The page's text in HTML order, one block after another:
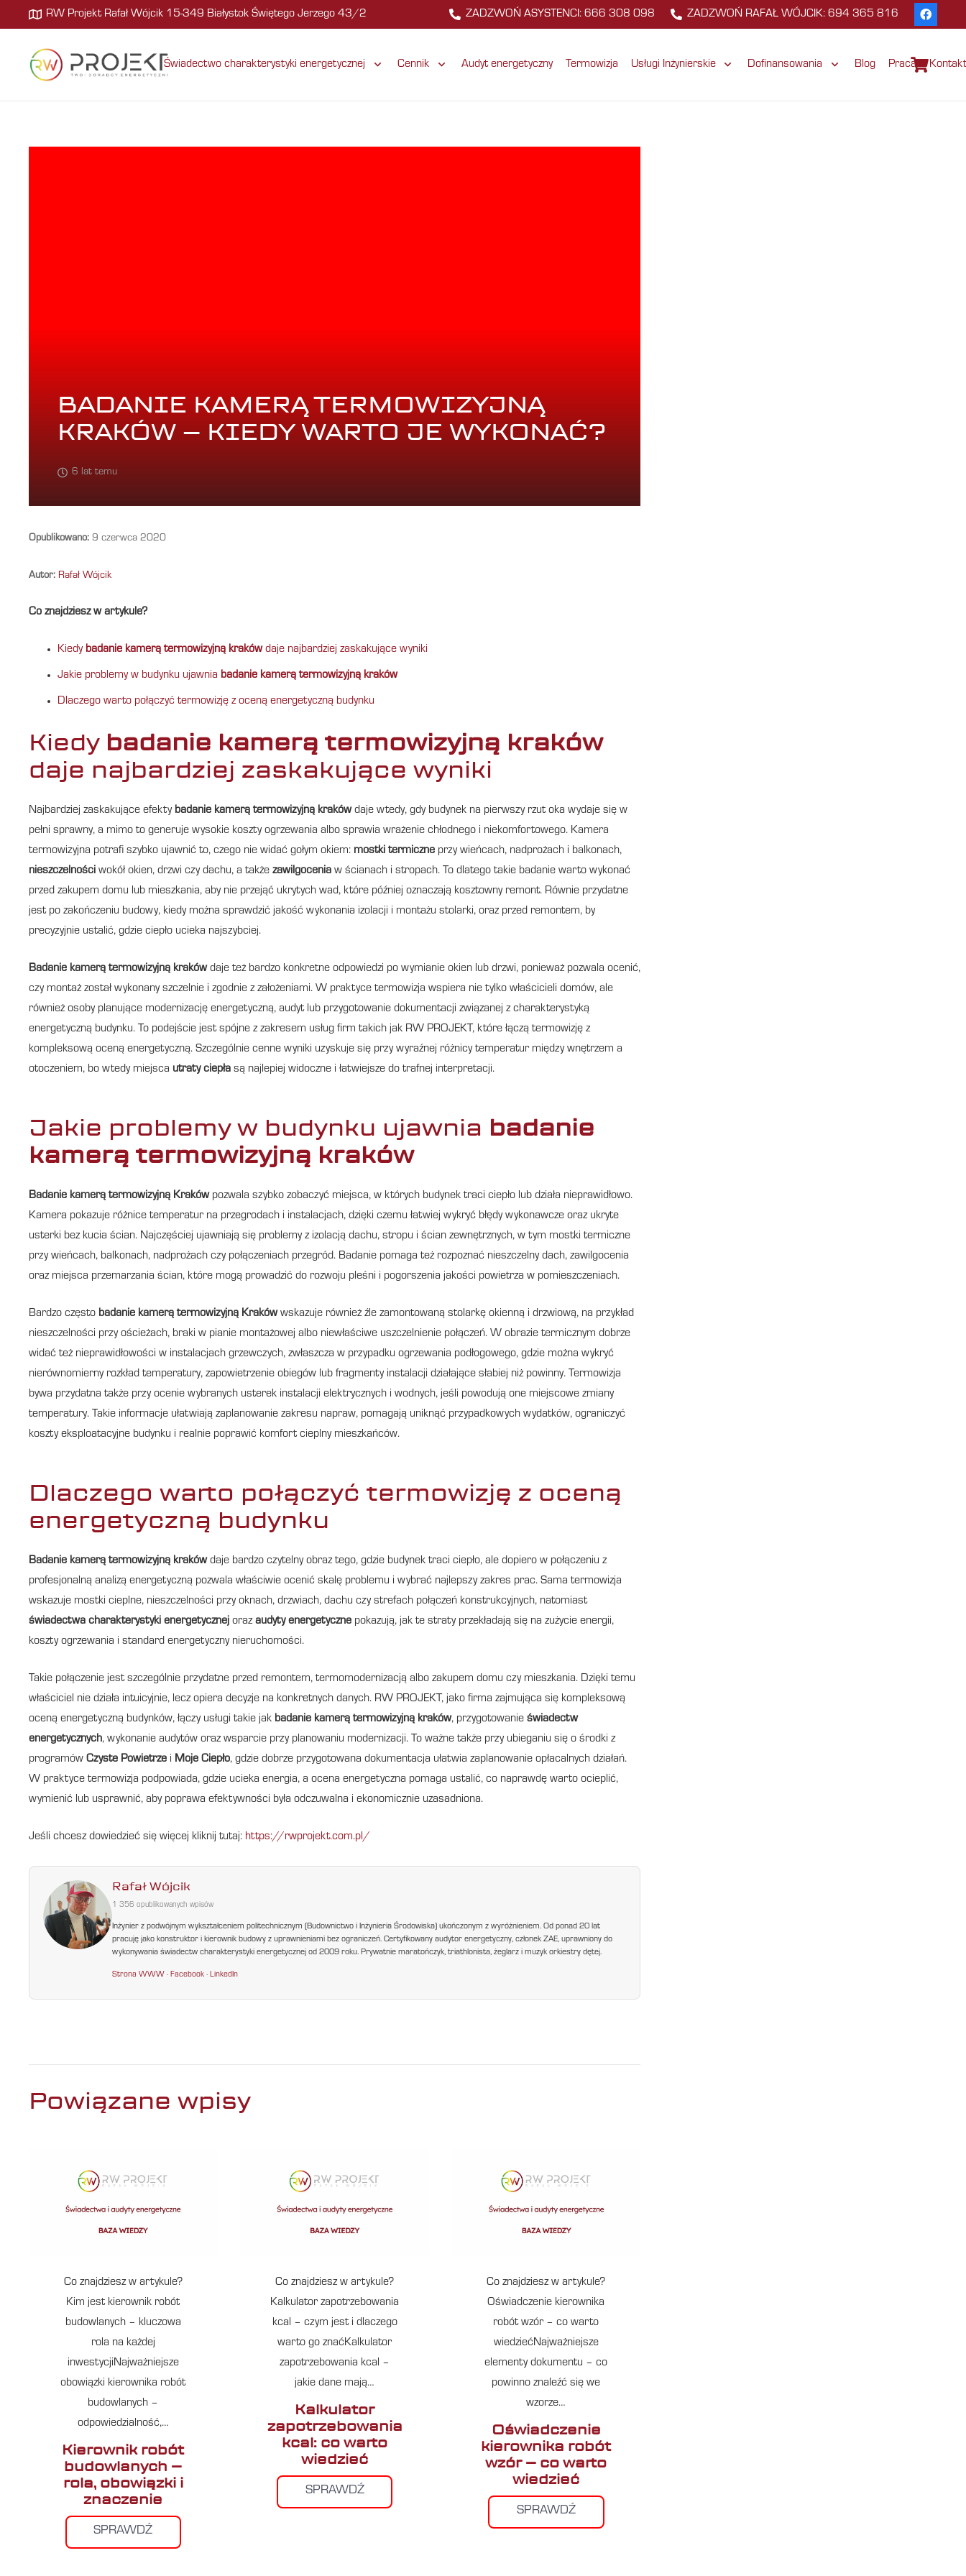
RW Projekt Rafał Wójcik 15-349 Białystok Świętego Jerzego 43/2 ZADZWOŃ ASYSTENCI: 666 308 098 ZADZWOŃ RAFAŁ WÓJCIK: 694 365 816
Świadectwo charakterystyki energetycznej Cennik Audyt energetyczny Termowizja Usługi Inżynierskie Dofinansowania Blog Praca Kontakt
BADANIE KAMERĄ TERMOWIZYJNĄ
KRAKÓW – KIEDY WARTO JE WYKONAĆ?
6 lat temu
Opublikowano: 9 czerwca 2020
Autor: Rafał Wójcik
Co znajdziesz w artykule?
Kiedy badanie kamerą termowizyjną krakówdaje najbardziej zaskakujące wyniki
Jakie problemy w budynku ujawnia badanie kamerą termowizyjną kraków
Dlaczego warto połączyć termowizję z oceną energetyczną budynku
Kiedy badanie kamerą termowizyjną kraków
daje najbardziej zaskakujące wyniki
Najbardziej zaskakujące efekty badanie kamerą termowizyjną krakówdaje wtedy, gdy budynek na pierwszy rzut oka wydaje się w
pełni sprawny, a mimo to generuje wysokie koszty ogrzewania albo sprawia wrażenie chłodnego i niekomfortowego. Kamera
termowizyjna potrafi szybko ujawnić to, czego nie widać gołym okiem: mostki termiczne przy wieńcach, nadprożach i balkonach,
nieszczelności wokół okien, drzwi czy dachu, a także zawilgocenia w ścianach i stropach. To dlatego takie badanie warto wykonać
przed zakupem domu lub mieszkania, aby nie przejąć ukrytych wad, które później oznaczają kosztowny remont. Równie przydatne
jest po zakończeniu budowy, kiedy można sprawdzić jakość wykonania izolacji i montażu stolarki, oraz przed remontem, by
precyzyjnie ustalić, gdzie ciepło ucieka najszybciej.
Badanie kamerą termowizyjną krakówdaje też bardzo konkretne odpowiedzi po wymianie okien lub drzwi, ponieważ pozwala ocenić,
czy montaż został wykonany szczelnie i zgodnie z założeniami. W praktyce termowizja wspiera nie tylko właścicieli domów, ale
również osoby planujące modernizację energetyczną, audyt lub przygotowanie dokumentacji związanej z charakterystyką
energetyczną budynku. To podejście jest spójne z zakresem usług firm takich jak RW PROJEKT, które łączą termowizję z
kompleksową oceną energetyczną. Szczególnie cenne wyniki uzyskuje się przy wyraźnej różnicy temperatur między wnętrzem a
otoczeniem, bo wtedy miejsca utraty ciepła są najlepiej widoczne i łatwiejsze do trafnej interpretacji.
Jakie problemy w budynku ujawnia badanie
kamerą termowizyjną kraków
Badanie kamerą termowizyjną Krakówpozwala szybko zobaczyć miejsca, w których budynek traci ciepło lub działa nieprawidłowo.
Kamera pokazuje różnice temperatur na przegrodach i instalacjach, dzięki czemu łatwiej wykryć błędy wykonawcze oraz ukryte
usterki bez kucia ścian. Najczęściej ujawniają się problemy z izolacją dachu, stropu i ścian zewnętrznych, w tym mostki termiczne
przy wieńcach, balkonach, nadprożach czy połączeniach przegród. Badanie pomaga też rozpoznać nieszczelny dach, zawilgocenia
oraz miejsca przemarzania ścian, które mogą prowadzić do rozwoju pleśni i pogorszenia jakości powietrza w pomieszczeniach.
Bardzo często badanie kamerą termowizyjną Krakówwskazuje również źle zamontowaną stolarkę okienną i drzwiową, na przykład
nieszczelności przy ościeżach, braki w pianie montażowej albo niewłaściwe uszczelnienie połączeń. W obrazie termicznym dobrze
widać też nieprawidłowości w instalacjach grzewczych, zwłaszcza w przypadku ogrzewania podłogowego, gdzie można wykryć
nierównomierny rozkład temperatury, zapowietrzenie obiegów lub fragmenty instalacji działające słabiej niż powinny. Termowizja
bywa przydatna także przy ocenie wybranych usterek instalacji elektrycznych i wodnych, jeśli powodują one miejscowe zmiany
temperatury. Takie informacje ułatwiają zaplanowanie zakresu napraw, pomagają uniknąć przypadkowych wydatków, ograniczyć
koszty eksploatacyjne budynku i realnie poprawić komfort cieplny mieszkańców.
Dlaczego warto połączyć termowizję z oceną
energetyczną budynku
Badanie kamerą termowizyjną krakówdaje bardzo czytelny obraz tego, gdzie budynek traci ciepło, ale dopiero w połączeniu z
profesjonalną analizą energetyczną pozwala właściwie ocenić skalę problemu i wybrać najlepszy zakres prac. Sama termowizja
wskazuje mostki cieplne, nieszczelności przy oknach, drzwiach, dachu czy strefach połączeń konstrukcyjnych, natomiast
świadectwa charakterystyki energetycznej oraz audyty energetyczne pokazują, jak te straty przekładają się na zużycie energii,
koszty ogrzewania i standard energetyczny nieruchomości.
Takie połączenie jest szczególnie przydatne przed remontem, termomodernizacją albo zakupem domu czy mieszkania. Dzięki temu
właściciel nie działa intuicyjnie, lecz opiera decyzje na konkretnych danych. RW PROJEKT, jako firma zajmująca się kompleksową
oceną energetyczną budynków, łączy usługi takie jak badanie kamerą termowizyjną kraków, przygotowanie świadectw
energetycznych, wykonanie audytów oraz wsparcie przy planowaniu modernizacji. To ważne także przy ubieganiu się o środki z
programów Czyste Powietrze i Moje Ciepło, gdzie dobrze przygotowana dokumentacja ułatwia zaplanowanie opłacalnych działań.
W praktyce termowizja podpowiada, gdzie ucieka energia, a ocena energetyczna pomaga ustalić, co naprawdę warto ocieplić,
wymienić lub usprawnić, aby poprawa efektywności była odczuwalna i ekonomicznie uzasadniona.
Jeśli chcesz dowiedzieć się więcej kliknij tutaj: https://rwprojekt.com.pl/
Rafał Wójcik
1 356 opublikowanych wpisów
Inżynier z podwójnym wykształceniem politechnicznym (Budownictwo i Inżynieria Środowiska) ukończonym z wyróżnieniem. Od ponad 20 lat
pracuję jako konstruktor i kierownik budowy z uprawnieniami bez ograniczeń. Certyfikowany audytor energetyczny, członek ZAE, uprawniony do
wykonywania świadectw charakterystyki energetycznej od 2009 roku. Prywatnie maratończyk, triathlonista, żeglarz i muzyk orkiestry dętej.
Strona WWW ·Facebook ·LinkedIn
Powiązane wpisy
Co znajdziesz w artykule?
Kim jest kierownik robót
budowlanych – kluczowa
rola na każdej
inwestycjiNajważniejsze
obowiązki kierownika robót
budowlanych –
odpowiedzialność,…
Kierownik robót
budowlanych –
rola, obowiązki i
znaczenie
SPRAWDŹ
Co znajdziesz w artykule?
Kalkulator zapotrzebowania
kcal – czym jest i dlaczego
warto go znaćKalkulator
zapotrzebowania kcal –
jakie dane mają…
Kalkulator
zapotrzebowania
kcal: co warto
wiedzieć
SPRAWDŹ
Co znajdziesz w artykule?
Oświadczenie kierownika
robót wzór – co warto
wiedziećNajważniejsze
elementy dokumentu – co
powinno znaleźć się we
wzorze…
Oświadczenie
kierownika robót
wzór – co warto
wiedzieć
SPRAWDŹ